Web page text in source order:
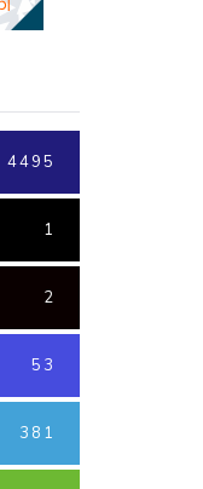
4495
1
2
53
381